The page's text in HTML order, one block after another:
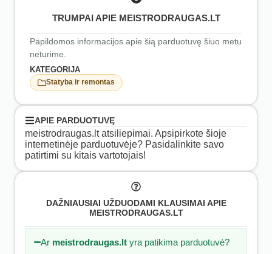
TRUMPAI APIE MEISTRODRAUGAS.LT
Papildomos informacijos apie šią parduotuvę šiuo metu
neturime.
KATEGORIJA
Statyba ir remontas
APIE PARDUOTUVĘ
meistrodraugas.lt atsiliepimai. Apsipirkote šioje
internetinėje parduotuvėje? Pasidalinkite savo
patirtimi su kitais vartotojais!
DAŽNIAUSIAI UŽDUODAMI KLAUSIMAI APIE
MEISTRODRAUGAS.LT
Ar meistrodraugas.lt yra patikima parduotuvė?